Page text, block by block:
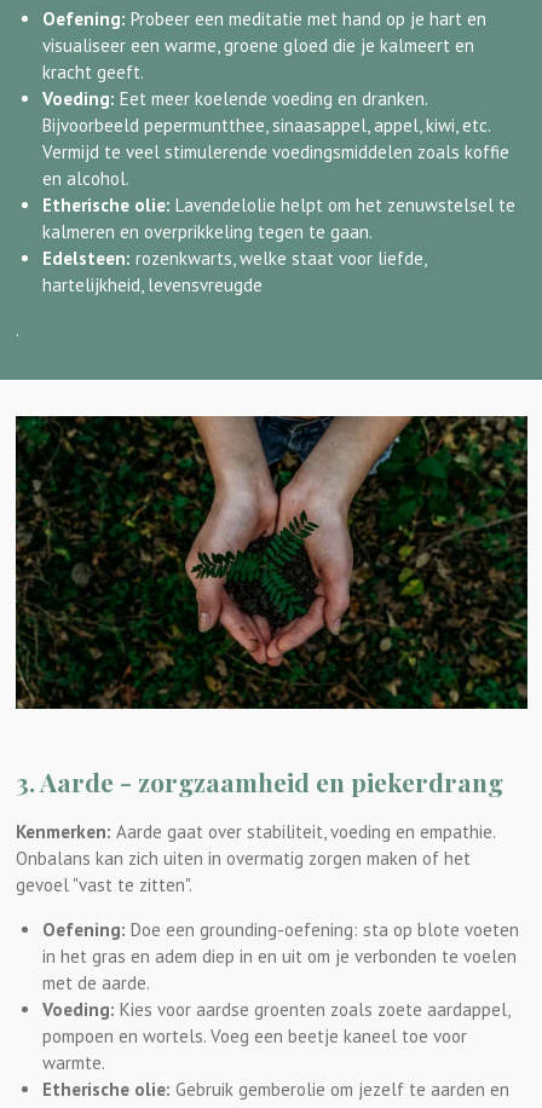
Oefening: Probeer een meditatie met hand op je hart en
visualiseer een warme, groene gloed die je kalmeert en
kracht geeft.
Voeding: Eet meer koelende voeding en dranken.
Bijvoorbeeld pepermuntthee, sinaasappel, appel, kiwi, etc.
Vermijd te veel stimulerende voedingsmiddelen zoals koffie
en alcohol.
Etherische olie: Lavendelolie helpt om het zenuwstelsel te
kalmeren en overprikkeling tegen te gaan.
Edelsteen: rozenkwarts, welke staat voor liefde,
hartelijkheid, levensvreugde
.
3. Aarde - zorgzaamheid en piekerdrang
Kenmerken: Aarde gaat over stabiliteit, voeding en empathie.
Onbalans kan zich uiten in overmatig zorgen maken of het
gevoel "vast te zitten".
Oefening: Doe een grounding-oefening: sta op blote voeten
in het gras en adem diep in en uit om je verbonden te voelen
met de aarde.
Voeding: Kies voor aardse groenten zoals zoete aardappel,
pompoen en wortels. Voeg een beetje kaneel toe voor
warmte.
Etherische olie: Gebruik gemberolie om jezelf te aarden en